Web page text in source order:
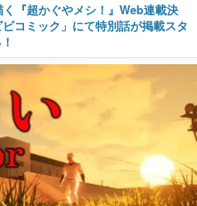
く『超かぐやメシ！』Web連載決
コミック」にて特別話が掲載スタ